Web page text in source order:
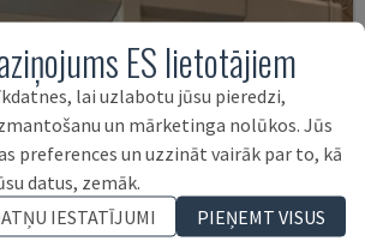
ES lietotājiem
lai uzlabotu jūsu pieredzi,
un mārketinga nolūkos. Jūs
preferences un uzzināt vairāk par to, kā
datus, zemāk.
IESTATĪJUMI
PIEŅEMT VISUS